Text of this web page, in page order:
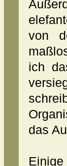
von
ich
das